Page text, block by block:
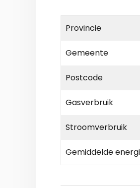
Provincie
Gemeente
Postcode
Gasverbruik
Stroomverbruik
Gemiddelde